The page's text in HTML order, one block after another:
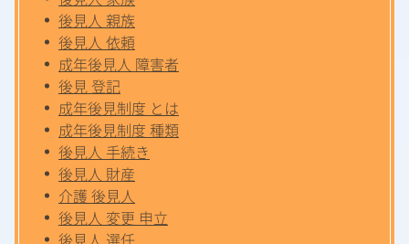
後見人 親族
後見人 依頼
成年後見人 障害者
後見 登記
成年後見制度 とは
成年後見制度 種類
後見人 手続き
後見人 財産
介護 後見人
後見人 変更 申立
後見人 選任